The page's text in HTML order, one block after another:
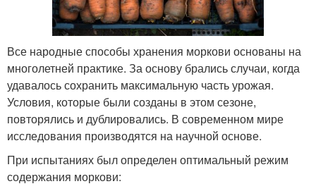
Все народные способы хранения моркови основаны на
многолетней практике. За основу брались случаи, когда
удавалось сохранить максимальную часть урожая.
Условия, которые были созданы в этом сезоне,
повторялись и дублировались. В современном мире
исследования производятся на научной основе.
При испытаниях был определен оптимальный режим
содержания моркови: